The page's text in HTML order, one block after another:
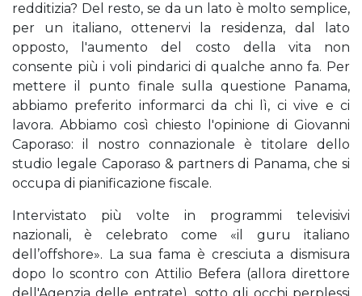
redditizia? Del resto, se da un lato è molto semplice,
per un italiano, ottenervi la residenza, dal lato
opposto, l'aumento del costo della vita non
consente più i voli pindarici di qualche anno fa. Per
mettere il punto finale sulla questione Panama,
abbiamo preferito informarci da chi lì, ci vive e ci
lavora. Abbiamo così chiesto l'opinione di Giovanni
Caporaso: il nostro connazionale è titolare dello
studio legale Caporaso & partners di Panama, che si
occupa di pianificazione fiscale.
Intervistato più volte in programmi televisivi
nazionali, è celebrato come «il guru italiano
dell’offshore». La sua fama è cresciuta a dismisura
dopo lo scontro con Attilio Befera (allora direttore